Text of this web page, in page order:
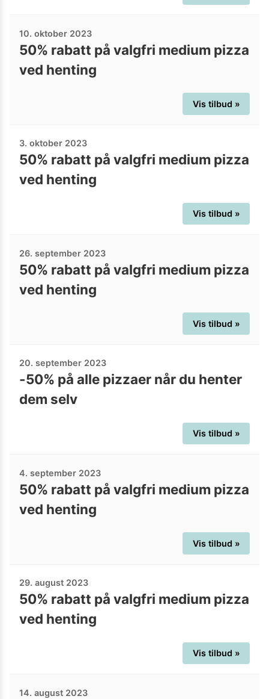
10. oktober 2023
50% rabatt på valgfri medium pizza
ved henting
Vis tilbud »
3. oktober 2023
50% rabatt på valgfri medium pizza
ved henting
Vis tilbud »
26. september 2023
50% rabatt på valgfri medium pizza
ved henting
Vis tilbud »
20. september 2023
-50% på alle pizzaer når du henter
dem selv
Vis tilbud »
4. september 2023
50% rabatt på valgfri medium pizza
ved henting
Vis tilbud »
29. august 2023
50% rabatt på valgfri medium pizza
ved henting
Vis tilbud »
14. august 2023